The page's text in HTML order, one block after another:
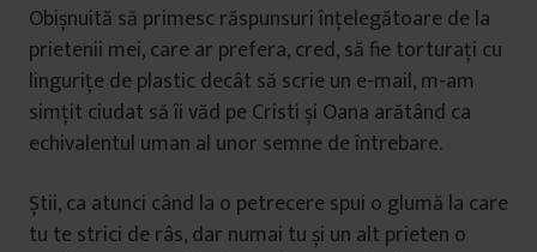
Obișnuită să primesc răspunsuri înțelegătoare de la
prietenii mei, care ar prefera, cred, să fie torturați cu
lingurițe de plastic decât să scrie un e-mail, m-am
simțit ciudat să îi văd pe Cristi și Oana arătând ca
echivalentul uman al unor semne de întrebare.
Știi, ca atunci când la o petrecere spui o glumă la care
tu te strici de râs, dar numai tu și un alt prieten o